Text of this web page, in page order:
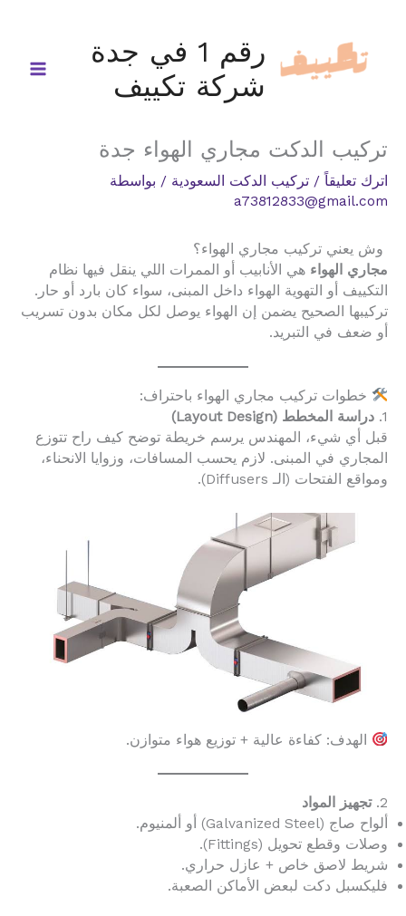
المحتوى
رقم 1 في جدة
شركة تكييف
تركيب الدكت مجاري الهواء جدة
اترك تعليقاً / تركيب الدكت السعودية / بواسطة
a73812833@gmail.com
وش يعني تركيب مجاري الهواء؟
مجاري الهواء هي الأنابيب أو الممرات اللي ينقل فيها نظام
التكييف أو التهوية الهواء داخل المبنى، سواء كان بارد أو حار.
تركيبها الصحيح يضمن إن الهواء يوصل لكل مكان بدون تسريب
أو ضعف في التبريد.
خطوات تركيب مجاري الهواء باحتراف:
1. دراسة المخطط (Layout Design)
قبل أي شيء، المهندس يرسم خريطة توضح كيف راح تتوزع
المجاري في المبنى. لازم يحسب المسافات، وزوايا الانحناء،
ومواقع الفتحات (الـ Diffusers).
الهدف: كفاءة عالية + توزيع هواء متوازن.
2. تجهيز المواد
ألواح صاج (Galvanized Steel) أو ألمنيوم.
وصلات وقطع تحويل (Fittings).
شريط لاصق خاص + عازل حراري.
فليكسبل دكت لبعض الأماكن الصعبة.